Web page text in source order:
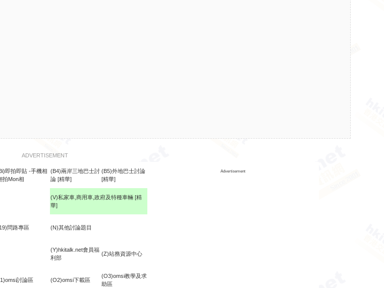
ADVERTISEMENT
即拍即貼 -手機相
拍Mon相
(B4)兩岸三地巴士討
論 [精華]
(B5)外地巴士討論
[精華]
Advertisement
(V)私家車,商用車,政府及特種車輛 [精
華]
問路專區 (N)其他討論題目
(Y)hkitalk.net會員福
利部
(Z)站務資源中心
討論區 (O2)omsi下載區
(O3)omsi教學及求
助區